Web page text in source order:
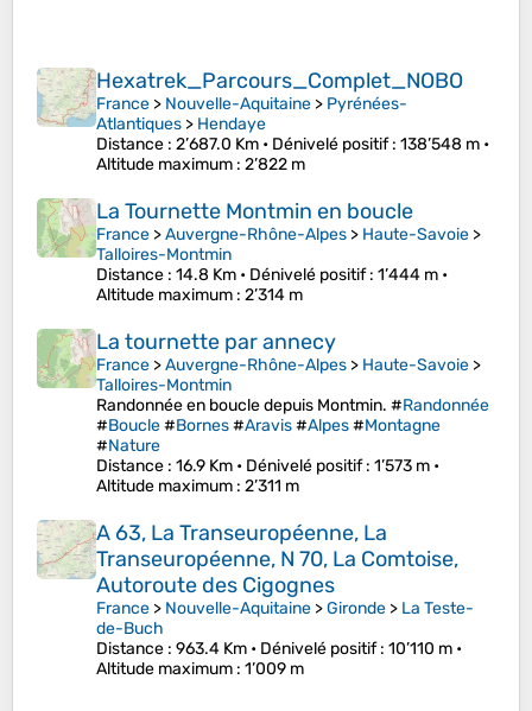
Hexatrek_Parcours_Complet_NOBO
France > Nouvelle-Aquitaine > Pyrénées-
Atlantiques > Hendaye
Distance : 2’687.0 Km • Dénivelé positif: 138’548 m •
Altitude maximum : 2’822 m
La Tournette Montmin en boucle
France >Auvergne-Rhône-Alpes > Haute-Savoie >
Talloires-Montmin
Distance : 14.8 Km • Dénivelé positif: 1’444 m •
Altitude maximum : 2’314 m
La tournette par annecy
France >Auvergne-Rhône-Alpes > Haute-Savoie >
Talloires-Montmin
Randonnée en boucle depuis Montmin. #Randonnée
#Boucle#Bornes#Aravis#Alpes#Montagne
#Nature
Distance : 16.9 Km • Dénivelé positif: 1’573 m •
Altitude maximum : 2’311 m
A 63, La Transeuropéenne, La
Transeuropéenne, N 70, La Comtoise,
Autoroute des Cigognes
France > Nouvelle-Aquitaine >Gironde > La Teste-
de-Buch
Distance : 963.4 Km • Dénivelé positif: 10’110 m •
Altitude maximum : 1’009 m